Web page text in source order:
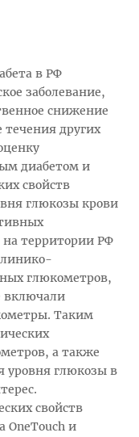
в РФ
заболевание,
снижение
других
диабетом и
свойств
глюкозы крови
территории РФ
глюкометров,
включали
Таким
а также
уровня глюкозы в
свойств
OneTouch и